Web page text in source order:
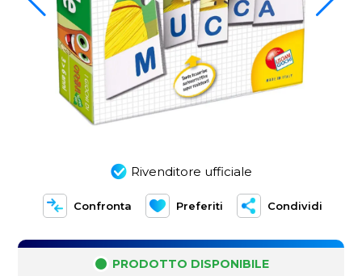
Rivenditore ufficiale
Confronta Preferiti Condividi
PRODOTTO DISPONIBILE